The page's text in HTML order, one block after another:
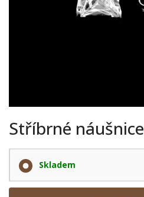
Stříbrné náušnice
Skladem